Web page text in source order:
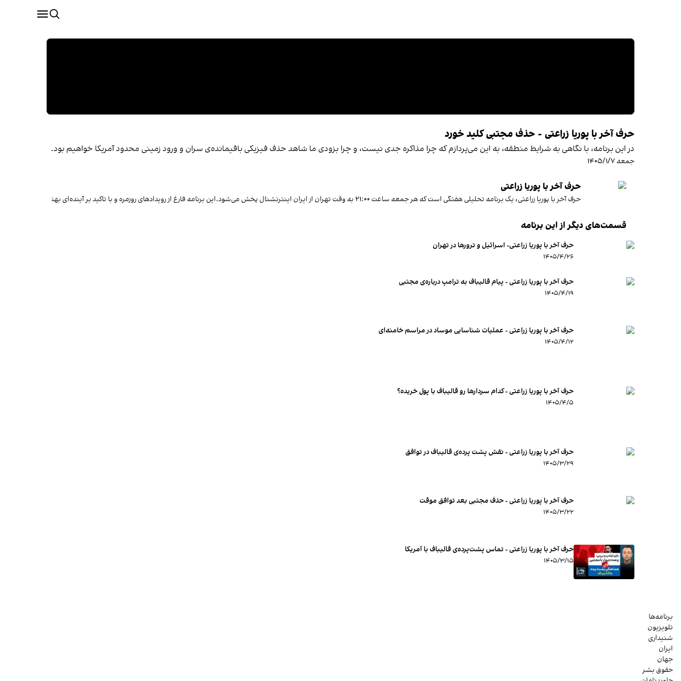
حرف آخر با پوریا زراعتی - حذف مجتبی کلید خورد
در این برنامه، با نگاهی به شرایط منطقه، به این می‌پردازم که چرا مذاکره جدی نیست، و چرا بزودی ما شاهد حذف فیزیکی باقیمانده‌ی سران و ورود زمینی محدود آمریکا خواهیم بود.
جمعه ۱۴۰۵/۱/۷
حرف آخر با پوریا زراعتی
حرف آخر با پوریا زراعتی٬ یک برنامه تحلیلی هفتگی‌ است که هر جمعه ساعت ۲۱:۰۰ به وقت تهران از ایران اینترنشنال پخش می‌شود.این برنامه فارغ از رویدادهای روزمره و با تاکید بر آینده‌ای بهتر برای ایرانیان، نگاهی عمیق‌تر دارد به مسائل اصلی که ایران امروز با آن‌ها روبرو است. شخصیت‌های سرشناس ایرانی، کارشناسان و تحلیلگران شناخته‌شده در حوزه‌های مختلف و همچنین چهره‌های جوان فعال در عرصه‌های سیاسی و اقتصادی، مهمانان این برنامه هستند.
قسمت‌های دیگر از این برنامه
حرف آخر با پوریا زراعتی- اسرائیل و ترورها در تهران
۱۴۰۵/۴/۲۶
حرف آخر با پوریا زراعتی - پیام قالیباف به ترامپ درباره‌ی مجتبی
۱۴۰۵/۴/۱۹
حرف آخر با پوریا زراعتی - عملیات شناسایی موساد در مراسم خامنه‌ای
۱۴۰۵/۴/۱۲
حرف آخر با پوریا زراعتی - کدام سردارها رو قالیباف با پول خریده؟
۱۴۰۵/۴/۵
حرف آخر با پوریا زراعتی - نقش پشت پرده‌ی قالیباف در توافق
۱۴۰۵/۳/۲۹
حرف آخر با پوریا زراعتی - حذف مجتبی بعد توافق موقت
۱۴۰۵/۳/۲۲
حرف آخر با پوریا زراعتی - تماس پشت‌پرده‌ی قالیباف با آمریکا
۱۴۰۵/۳/۱۵
برنامه‌ها
تلویزیون
شنیداری
ایران
جهان
حقوق بشر